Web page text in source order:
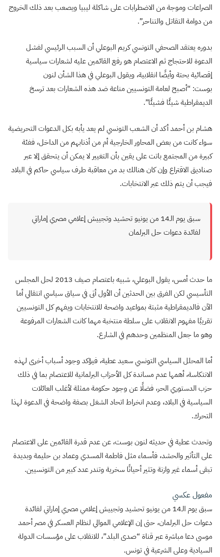
الصراعات وموجة من الاضطرابات على شاكلة ليبيا ويصعب بعد ذلك الخروج
من دوامة التقاتل والتناحر”.
بدوره يعتقد الصحفي التونسي كريم البوعلي أن السبب الرئيسي لفشل
الدعوة للاحتجاج ثم الاعتصام هو رفع القائمين عليه لشعارات سياسية
إقصائية بحتة وأيضًا انقلابية، ويقول البوعلي في هذا الشأن لنون
بوست: “أصبح لعامة التونسيين مناعة ضد هذه الشعارات بعد ترسخ
الديمقراطية شيئًا فشيئًا”.
هشام بن أحمد أكد أن الشعب التونسي لم يعد يأبه بكل الدعوات التحريضية
سواء كانت من بعض المحاور الخارجية أم من أذنابهم من الداخل، ففئة
كبيرة من المجتمع باتت على يقين بأن التغيير لا يمكن أن يتحقق إلا عبر
صناديق الاقتراع وإن كان هنالك بد من معاقبة طرف سياسي حاكم في البلاد
فيجب أن يتم ذلك عبر الانتخابات.
سبق يوم الـ14 من يونيو تحشيد وتجييش إعلامي مصري إماراتي
لفائدة دعوات حل البرلمان
ما حدث أمس، يقول البوعلي، شبيه باعتصام صيف 2013 لحل المجلس
التأسيسي لكن الفرق بين الحدثين أن الأول أتى في سياق سياسي انتقالي أما
الآن فالديمقراطية مثبتة بمواعيد واضحة للانتخابات ويفهم كل التونسيين
تقريبًا مفهوم الانقلاب على سلطة منتخبة مهما كانت الشعارات المرفوعة
وهو ما جعل المنظمين وحدهم في الشارع.
أما المحلل السياسي التونسي سعيد عطية، فيؤكد وجود أسباب أخرى لهذه
الانتكاسة، أهمها عدم مساندة كل الأحزاب البرلمانية للاعتصام بما في ذلك
حزب الدستوري الحر، فضلًا عن وجود حكومة ممثلة لأغلب العائلات
السياسية في البلاد، وعدم انخراط اتحاد الشغل بصفة واضحة في الدعوة لهذا
التحرك.
وتحدث عطية في حديثه لنون بوست، عن عدم قدرة القائمين على الاعتصام
على التأثير والحشد، فأسماء مثل فاطمة المسدي وعماد بن حليمة وبديدة
تبقى أسماء غير وازنة وتثير أحيانًا سخرية وتندر عدد كبير من التونسيين.
مفعول عكسي
سبق يوم الـ14 من يونيو تحشيد وتجييش إعلامي مصري إماراتي لفائدة
دعوات حل البرلمان، حتى إن الإعلامي الموالي لنظام العسكر في مصر أحمد
موسى دعا مباشرة عبر قناة “صدى البلد”، للانقلاب على مؤسسات الدولة
السيادية وعلى الشرعية في تونس.